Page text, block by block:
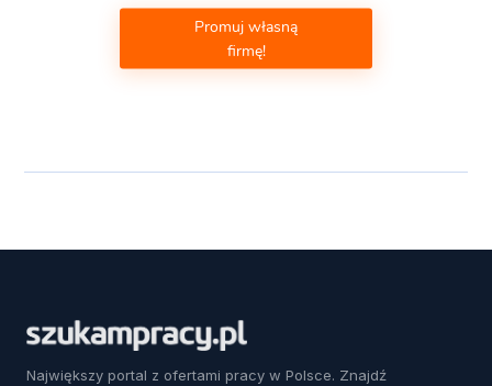
Promuj własną
firmę!
Największy portal z ofertami pracy w Polsce. Znajdź